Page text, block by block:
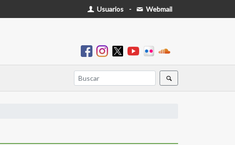
Usuarios - Webmail